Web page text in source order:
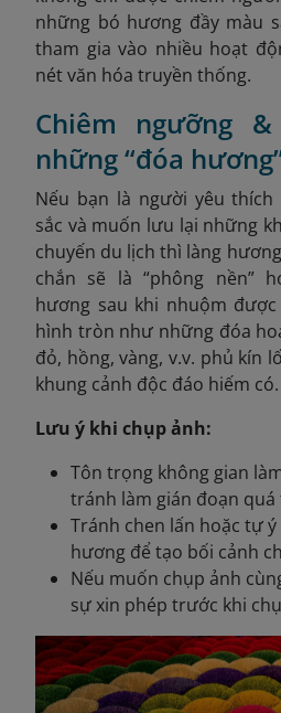
những bó hương đầy màu
tham gia vào nhiều hoạt
nét văn hóa truyền thống.
Chiêm ngưỡng
những “đóa
Nếu bạn là người yêu thích
sắc và muốn lưu lại những
chuyến du lịch thì làng
chắn sẽ là “phông nền”
hương sau khi nhuộm
hình tròn như những đóa
đỏ, hồng, vàng, v.v. phủ kín
khung cảnh độc đáo hiếm có.
Lưu ý khi chụp ảnh:
Tôn trọng không gian
tránh làm gián đoạn
Tránh chen lấn hoặc tự
hương để tạo bối cảnh
Nếu muốn chụp ảnh
sự xin phép trước khi